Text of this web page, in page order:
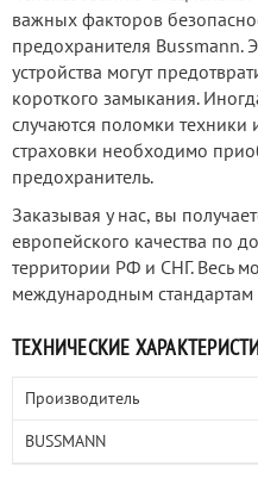
важных факторов
предохранителя Bussmann.
устройства могут
короткого замыкания.
случаются поломки техники
страховки необходимо
предохранитель.
Заказывая у нас, вы
европейского качества по
территории РФ и СНГ. Весь
международным стандартам
ТЕХНИЧЕСКИЕ
Производитель
BUSSMANN